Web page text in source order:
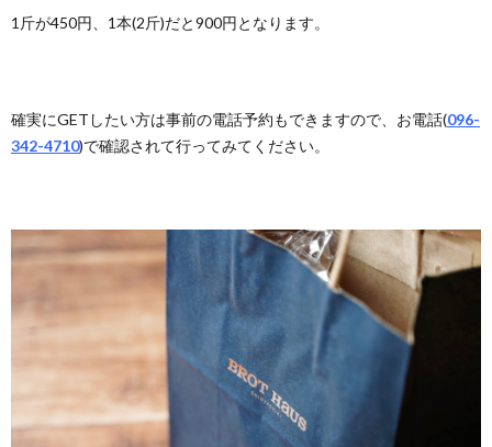
1斤が450円、1本(2斤)だと900円となります。
確実にGETしたい方は事前の電話予約もできますので、お電話(096-
342-4710)で確認されて行ってみてください。